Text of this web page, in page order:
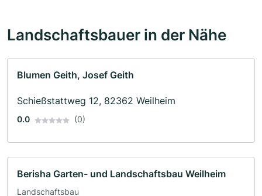
Landschaftsbauer in der Nähe
Blumen Geith, Josef Geith
Schießstattweg 12, 82362 Weilheim
0.0 (0)
Berisha Garten- und Landschaftsbau Weilheim
Landschaftsbau